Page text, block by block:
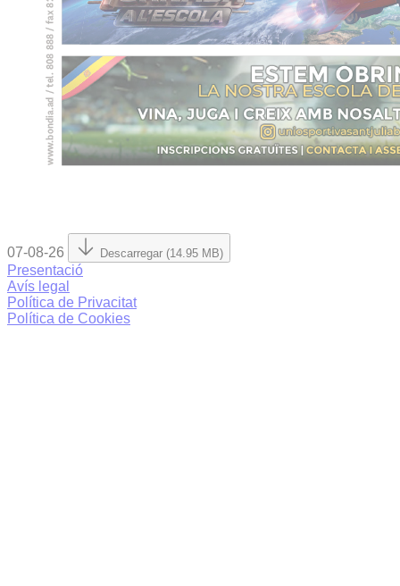
07-08-26 Descarregar (14.95 MB)
Presentació
Avís legal
Política de Privacitat
Política de Cookies